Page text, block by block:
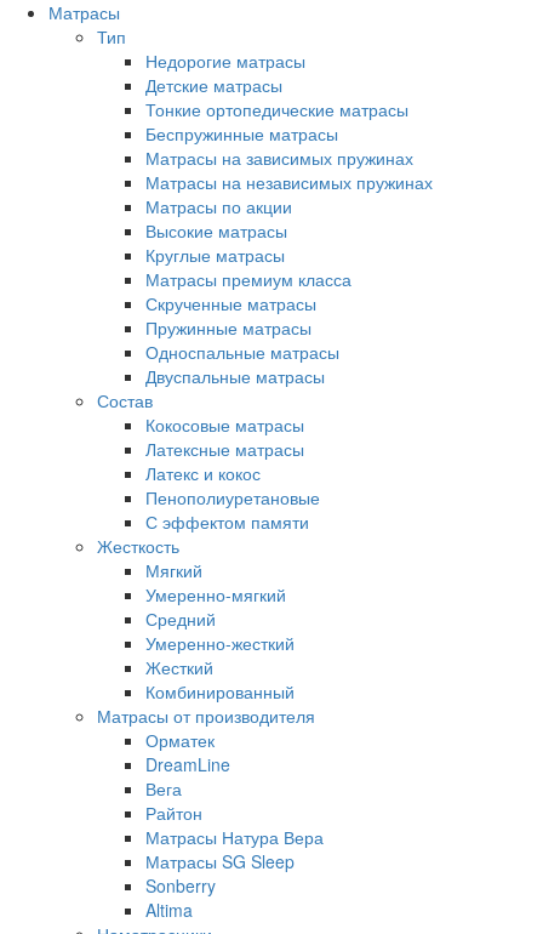
Матрасы
Тип
Недорогие матрасы
Детские матрасы
Тонкие ортопедические матрасы
Беспружинные матрасы
Матрасы на зависимых пружинах
Матрасы на независимых пружинах
Матрасы по акции
Высокие матрасы
Круглые матрасы
Матрасы премиум класса
Скрученные матрасы
Пружинные матрасы
Односпальные матрасы
Двуспальные матрасы
Состав
Кокосовые матрасы
Латексные матрасы
Латекс и кокос
Пенополиуретановые
С эффектом памяти
Жесткость
Мягкий
Умеренно-мягкий
Средний
Умеренно-жесткий
Жесткий
Комбинированный
Матрасы от производителя
Орматек
DreamLine
Вега
Райтон
Матрасы Натура Вера
Матрасы SG Sleep
Sonberry
Altima